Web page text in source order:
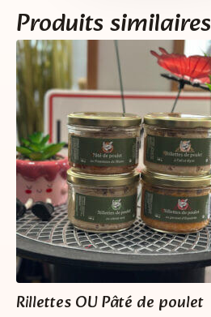
Produits similaires
Rillettes OU Pâté de poulet